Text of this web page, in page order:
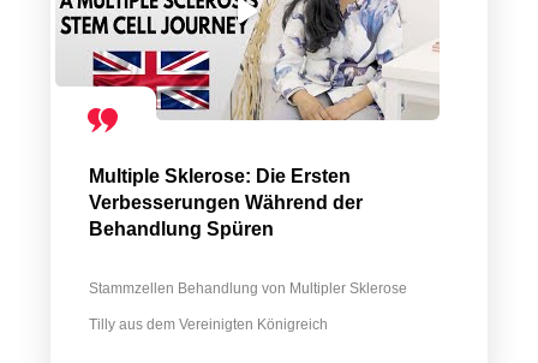
Multiple Sklerose: Die Ersten
Verbesserungen Während der
Behandlung Spüren
Stammzellen Behandlung von Multipler Sklerose
Tilly aus dem Vereinigten Königreich